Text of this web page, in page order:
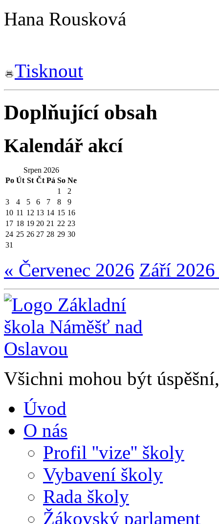
Hana Rousková
Tisknout
Doplňující obsah
Kalendář akcí
Srpen 2026
Po Út St Čt Pá So Ne
1
2
3
4 5 6 7 8
9
10 11 12 13 14 15 16
17 18 19 20 21 22 23
24 25 26 27 28 29 30
31
« Červenec 2026 Září
Všichni mohou být
Úvod
O nás
Profil ''vize'' školy
Vybavení školy
Rada školy
Žákovský parlament